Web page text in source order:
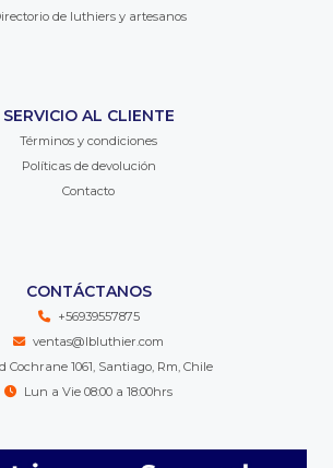
de luthiers y artesanos
SERVICIO AL CLIENTE
Términos y condiciones
Políticas de devolución
Contacto
CONTÁCTANOS
+56939557875
ventas@lbluthier.com
Cochrane 1061, Santiago, Rm, Chile
Lun a Vie 08:00 a 18:00hrs